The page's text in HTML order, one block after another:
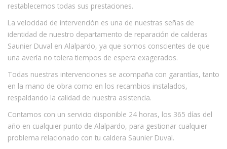
restablecemos todas sus prestaciones.
La velocidad de intervención es una de nuestras señas de
identidad de nuestro departamento de reparación de calderas
Saunier Duval en Alalpardo, ya que somos conscientes de que
una avería no tolera tiempos de espera exagerados.
Todas nuestras intervenciones se acompaña con garantías, tanto
en la mano de obra como en los recambios instalados,
respaldando la calidad de nuestra asistencia.
Contamos con un servicio disponible 24 horas, los 365 días del
año en cualquier punto de Alalpardo, para gestionar cualquier
problema relacionado con tu caldera Saunier Duval.